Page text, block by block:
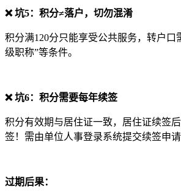
❌ 坑5：积分≠落户，切勿混淆
积分满120分只能享受公共服务，转户口
级职称”等条件。
❌ 坑6：积分需要每年续签
积分有效期与居住证一致，居住证续签
签！需由单位人事登录系统提交续签申请
过期后果：